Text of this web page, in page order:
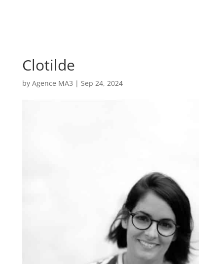
Clotilde
by Agence MA3 | Sep 24, 2024